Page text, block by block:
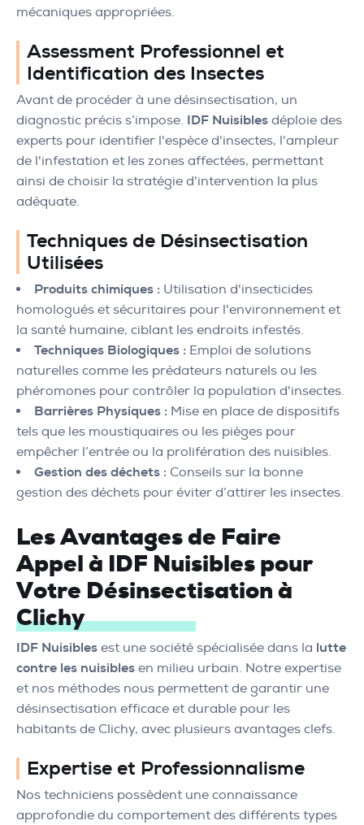
mécaniques appropriées.
Assessment Professionnel et
Identification des Insectes
Avant de procéder à une désinsectisation, un
diagnostic précis s’impose. IDF Nuisibles déploie des
experts pour identifier l'espèce d'insectes, l'ampleur
de l'infestation et les zones affectées, permettant
ainsi de choisir la stratégie d'intervention la plus
adéquate.
Techniques de Désinsectisation
Utilisées
Produits chimiques : Utilisation d'insecticides
homologués et sécuritaires pour l'environnement et
la santé humaine, ciblant les endroits infestés.
Techniques Biologiques : Emploi de solutions
naturelles comme les prédateurs naturels ou les
phéromones pour contrôler la population d'insectes.
Barrières Physiques : Mise en place de dispositifs
tels que les moustiquaires ou les pièges pour
empêcher l’entrée ou la prolifération des nuisibles.
Gestion des déchets : Conseils sur la bonne
gestion des déchets pour éviter d’attirer les insectes.
Les Avantages de Faire
Appel à IDF Nuisibles pour
Votre Désinsectisation à
Clichy
IDF Nuisibles est une société spécialisée dans la lutte
contre les nuisibles en milieu urbain. Notre expertise
et nos méthodes nous permettent de garantir une
désinsectisation efficace et durable pour les
habitants de Clichy, avec plusieurs avantages clefs.
Expertise et Professionnalisme
Nos techniciens possèdent une connaissance
approfondie du comportement des différents types